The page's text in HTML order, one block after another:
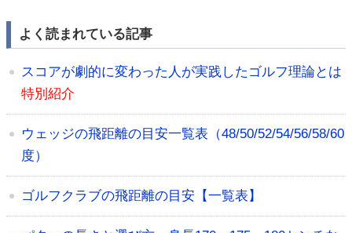
よく読まれている記事
スコアが劇的に変わった人が実践したゴルフ理論とは
特別紹介
ウェッジの飛距離の目安一覧表（48/50/52/54/56/58/60
度）
ゴルフクラブの飛距離の目安【一覧表】